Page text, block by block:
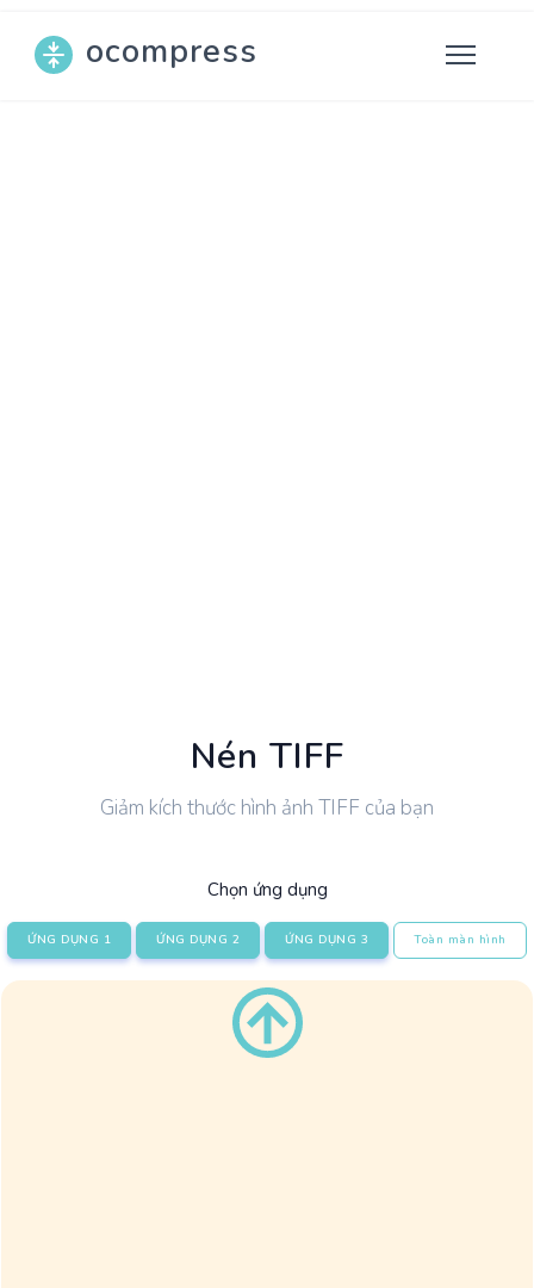
ocompress
Nén TIFF
Giảm kích thước hình ảnh TIFF của bạn
Chọn ứng dụng
ỨNG DỤNG 1 ỨNG DỤNG 2 ỨNG DỤNG 3 Toàn màn hình